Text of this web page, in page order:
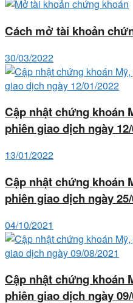
Cách mở tài khoản
30/03/2022
Cập nhật chứng khoán
phiên giao dịch ngày
13/01/2022
Cập nhật chứng khoán
phiên giao dịch ngày 25/
04/10/2021
Cập nhật chứng khoán
phiên giao dịch ngày 09/